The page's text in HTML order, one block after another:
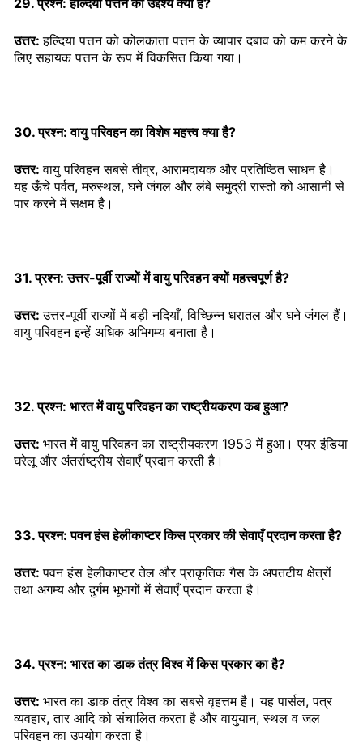
29. प्रश्न: हल्दिया पत्तन का उद्देश्य क्या है?
उत्तर:हल्दिया पत्तन को कोलकाता पत्तन के व्यापार दबाव को कम करने के
लिए सहायक पत्तन के रूप में विकसित किया गया।
30. प्रश्न: वायु परिवहन का विशेष महत्त्व क्या है?
उत्तर:वायु परिवहन सबसे तीव्र, आरामदायक और प्रतिष्ठित साधन है।
यह ऊँचे पर्वत, मरुस्थल, घने जंगल और लंबे समुद्री रास्तों को आसानी से
पार करने में सक्षम है।
31. प्रश्न: उत्तर-पूर्वी राज्यों में वायु परिवहन क्यों महत्त्वपूर्ण है?
उत्तर:उत्तर-पूर्वी राज्यों में बड़ी नदियाँ, विच्छिन्न धरातल और घने जंगल हैं।
वायु परिवहन इन्हें अधिक अभिगम्य बनाता है।
32. प्रश्न: भारत में वायु परिवहन का राष्ट्रीयकरण कब हुआ?
उत्तर: भारत में वायु परिवहन का राष्ट्रीयकरण 1953 में हुआ। एयर इंडिया
घरेलू और अंतर्राष्ट्रीय सेवाएँ प्रदान करती है।
33. प्रश्न: पवन हंस हेलीकाप्टर किस प्रकार की सेवाएँ प्रदान करता है?
उत्तर:पवन हंस हेलीकाप्टर तेल और प्राकृतिक गैस के अपतटीय क्षेत्रों
तथा अगम्य और दुर्गम भूभागों में सेवाएँ प्रदान करता है।
34. प्रश्न: भारत का डाक तंत्र विश्व में किस प्रकार का है?
उत्तर: भारत का डाक तंत्र विश्व का सबसे वृहत्तम है। यह पार्सल, पत्र
व्यवहार, तार आदि को संचालित करता है और वायुयान, स्थल व जल
परिवहन का उपयोग करता है।